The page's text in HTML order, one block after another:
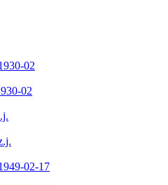
02
02
02-17